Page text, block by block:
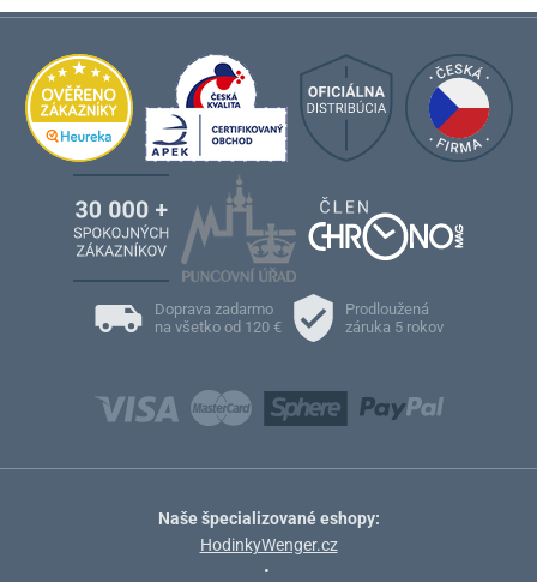
Doprava zadarmo
na všetko od 120 €
Prodloužená
záruka 5 rokov
Naše špecializované eshopy:
HodinkyWenger.cz
•